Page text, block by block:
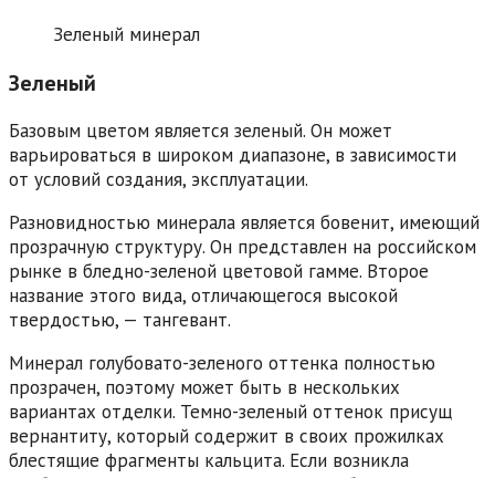
Зеленый минерал
Зеленый
Базовым цветом является зеленый. Он может
варьироваться в широком диапазоне, в зависимости
от условий создания, эксплуатации.
Разновидностью минерала является бовенит, имеющий
прозрачную структуру. Он представлен на российском
рынке в бледно-зеленой цветовой гамме. Второе
название этого вида, отличающегося высокой
твердостью, — тангевант.
Минерал голубовато-зеленого оттенка полностью
прозрачен, поэтому может быть в нескольких
вариантах отделки. Темно-зеленый оттенок присущ
вернантиту, который содержит в своих прожилках
блестящие фрагменты кальцита. Если возникла